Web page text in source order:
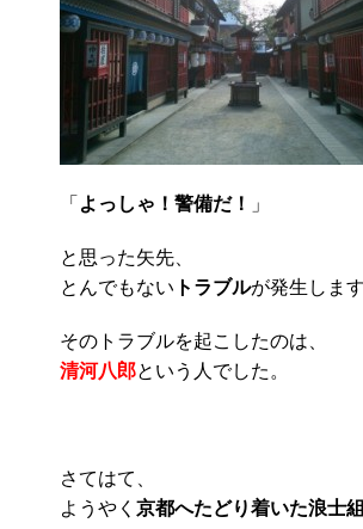
「 よっしゃ！警備だ！ 」
と思った矢先、
とんでもない トラブルが発生します
そのトラブルを起こしたのは、
清河八郎という人でした。
さてはて、
ようやく 京都へたどり着いた浪士組